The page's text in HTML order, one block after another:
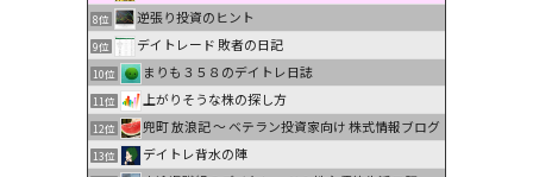
8位 逆張り投資のヒント
9位 デイトレード 敗者の日記
10位 まりも３５８のデイトレ日誌
11位 上がりそうな株の探し方
12位 兜町 放浪記 〜 ベテラン投資家向け 株式情報ブログ
13位 デイトレ背水の陣